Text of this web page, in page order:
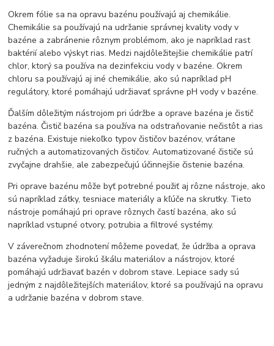
Okrem fólie sa na opravu bazénu používajú aj chemikálie.
Chemikálie sa používajú na udržanie správnej kvality vody v
bazéne a zabránenie rôznym problémom, ako je napríklad rast
baktérií alebo výskyt rias. Medzi najdôležitejšie chemikálie patrí
chlor, ktorý sa používa na dezinfekciu vody v bazéne. Okrem
chloru sa používajú aj iné chemikálie, ako sú napríklad pH
regulátory, ktoré pomáhajú udržiavať správne pH vody v bazéne.
Ďalším dôležitým nástrojom pri údržbe a oprave bazéna je čistič
bazéna. Čistič bazéna sa používa na odstraňovanie nečistôt a rias
z bazéna. Existuje niekoľko typov čističov bazénov, vrátane
ručných a automatizovaných čističov. Automatizované čističe sú
zvyčajne drahšie, ale zabezpečujú účinnejšie čistenie bazéna.
Pri oprave bazénu môže byť potrebné použiť aj rôzne nástroje, ako
sú napríklad zátky, tesniace materiály a kľúče na skrutky. Tieto
nástroje pomáhajú pri oprave rôznych častí bazéna, ako sú
napríklad vstupné otvory, potrubia a filtrové systémy.
V záverečnom zhodnotení môžeme povedať, že údržba a oprava
bazéna vyžaduje širokú škálu materiálov a nástrojov, ktoré
pomáhajú udržiavať bazén v dobrom stave. Lepiace sady sú
jedným z najdôležitejších materiálov, ktoré sa používajú na opravu
a udržanie bazéna v dobrom stave.